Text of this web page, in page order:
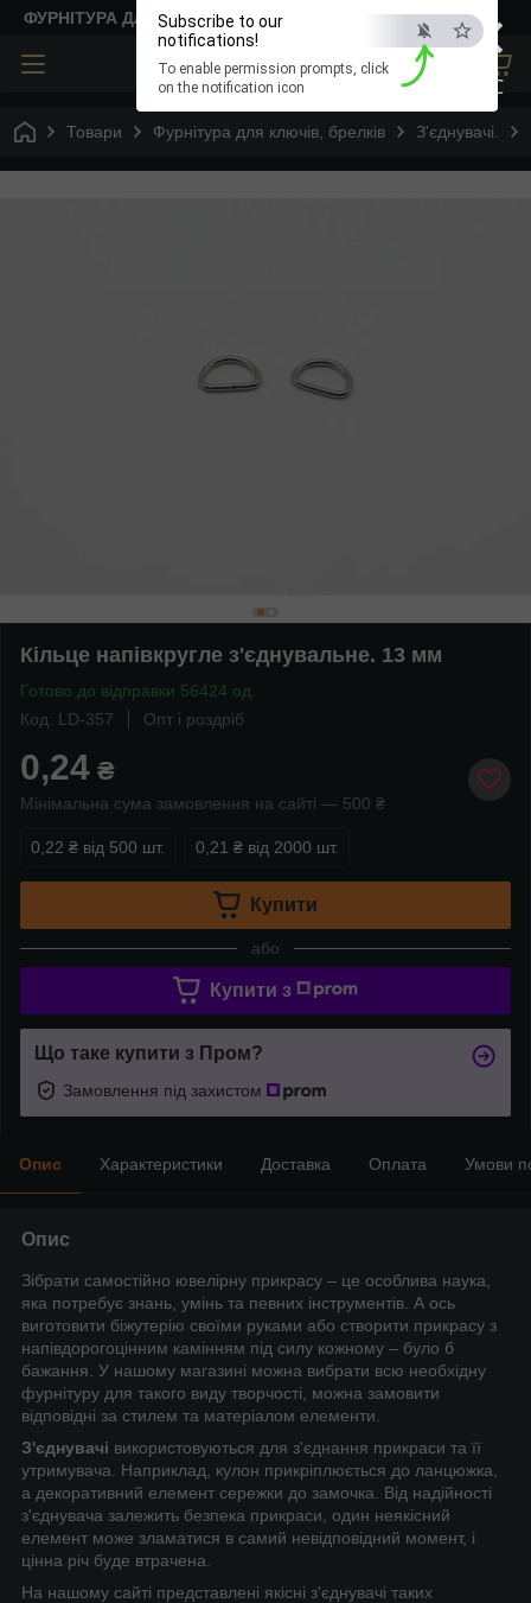
×
ESC
Subscribe to our
notifications!
To enable permission prompts, click
on the notification icon
ФУРНІТУРА ДЛЯ ТВОРЧОСТІ
Товари Фурнітура для ключів, брелків З'єднувачі.
Кільце напівкругле з'єднувальне. 13 мм
Готово до відправки 56424 од.
Код: LD-357
Опт і роздріб
0,24 ₴
Мінімальна сума замовлення на сайті — 500 ₴
0,22 ₴ від 500 шт. 0,21 ₴ від 2000 шт.
Купити
або
Купити з
Що таке купити з Пром?
Замовлення під захистом
Опис Характеристики Доставка Оплата Умови
Опис
Зібрати самостійно ювелірну прикрасу – це особлива наука,
яка потребує знань, умінь та певних інструментів. А ось
виготовити біжутерію своїми руками або створити прикрасу з
напівдорогоцінним камінням під силу кожному – було б
бажання. У нашому магазині можна вибрати всю необхідну
фурнітуру для такого виду творчості, можна замовити
відповідні за стилем та матеріалом елементи.
З'єднувачі використовуються для з'єднання прикраси та її
утримувача. Наприклад, кулон прикріплюється до ланцюжка,
а декоративний елемент сережки до замочка. Від надійності
з'єднувача залежить безпека прикраси, один неякісний
елемент може зламатися в самий невідповідний момент, і
цінна річ буде втрачена.
На нашому сайті представлені якісні з'єднувачі таких